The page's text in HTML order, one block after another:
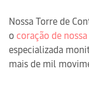
Nossa Torre de
o coração de
especializada
mais de mil